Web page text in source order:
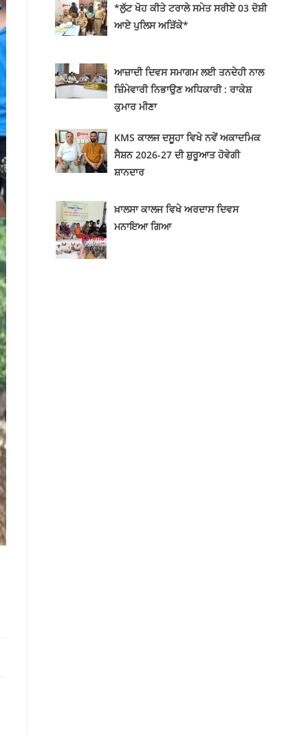
*ਲੁੱਟ ਖੋਹ ਕੀਤੇ ਟਰਾਲੇ ਸਮੇਤ ਸਰੀਏ 03 ਦੋਸ਼ੀ
ਆਏ ਪੁਲਿਸ ਅੜਿੱਕੇ*
ਆਜ਼ਾਦੀ ਦਿਵਸ ਸਮਾਗਮ ਲਈ ਤਨਦੇਹੀ ਨਾਲ
ਜ਼ਿੰਮੇਵਾਰੀ ਨਿਭਾਉਣ ਅਧਿਕਾਰੀ : ਰਾਕੇਸ਼
ਕੁਮਾਰ ਮੀਣਾ
KMS ਕਾਲਜ ਦਸੂਹਾ ਵਿਖੇ ਨਵੇਂ ਅਕਾਦਮਿਕ
ਸੈਸ਼ਨ 2026-27 ਦੀ ਸ਼ੁਰੂਆਤ ਹੋਵੇਗੀ
ਸ਼ਾਨਦਾਰ
ਖ਼ਾਲਸਾ ਕਾਲਜ ਵਿਖੇ ਅਰਦਾਸ ਦਿਵਸ
ਮਨਾਇਆ ਗਿਆ